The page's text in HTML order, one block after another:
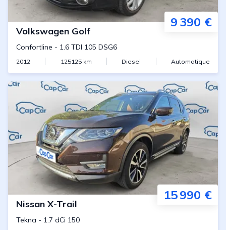
9 390 €
Volkswagen Golf
Confortline - 1.6 TDI 105 DSG6
2012 125125km Diesel Automatique
15 990 €
Nissan X-Trail
Tekna - 1.7 dCi 150